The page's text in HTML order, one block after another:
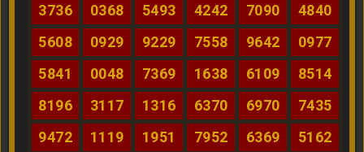
3736
0368 5493 4242 7090
4840
5608
0929 9229 7558 9642
0977
5841
0048 7369 1638 6109
8514
8196
3117 1316 6370 6970
7435
9472
1119 1951 7952 6369
5162